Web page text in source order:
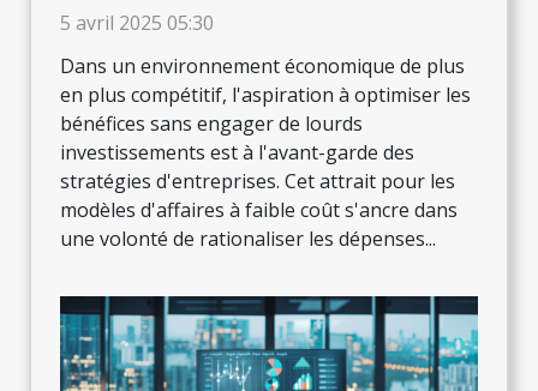
décryptage des modèles d'affaires
à faible coût
5 avril 2025 05:30
Dans un environnement économique de plus
en plus compétitif, l'aspiration à optimiser les
bénéfices sans engager de lourds
investissements est à l'avant-garde des
stratégies d'entreprises. Cet attrait pour les
modèles d'affaires à faible coût s'ancre dans
une volonté de rationaliser les dépenses...